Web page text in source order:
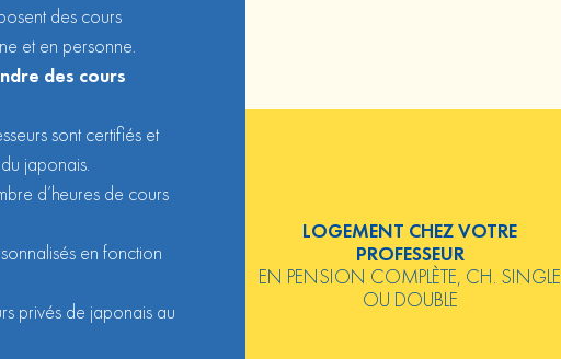
des cours
et en personne.
des cours
sont certifiés et
japonais.
d’heures de cours
en fonction
privés de japonais au
LOGEMENT CHEZ VOTRE
PROFESSEUR
EN PENSION COMPLÈTE, CH. SINGLE
OU DOUBLE